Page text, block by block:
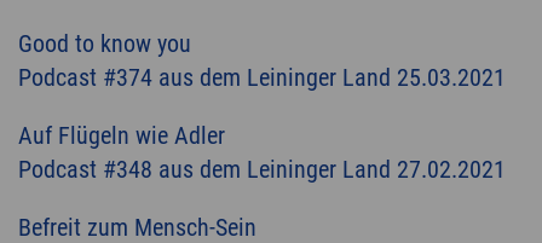
Good to know you
Podcast #374 aus dem Leininger Land 25.03.2021
Auf Flügeln wie Adler
Podcast #348 aus dem Leininger Land 27.02.2021
Befreit zum Mensch-Sein